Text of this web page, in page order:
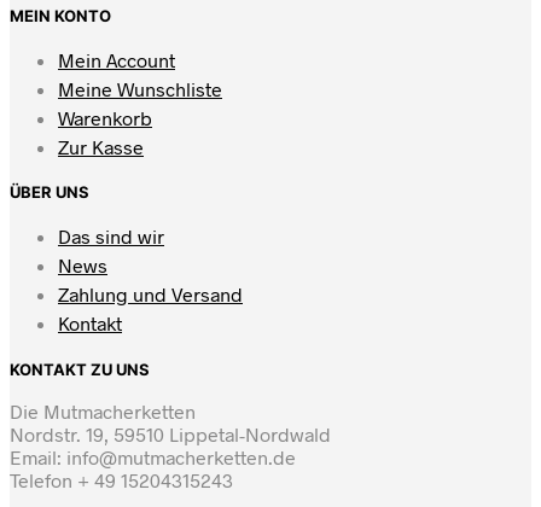
MEIN KONTO
Mein Account
Meine Wunschliste
Warenkorb
Zur Kasse
ÜBER UNS
Das sind wir
News
Zahlung und Versand
Kontakt
KONTAKT ZU UNS
Die Mutmacherketten
Nordstr. 19, 59510 Lippetal-Nordwald
Email: info@mutmacherketten.de
Telefon + 49 15204315243